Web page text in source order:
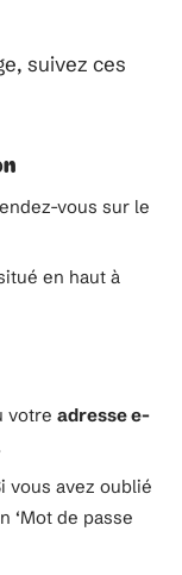
suivez ces
vous sur le
en haut à
votre adresse e-
vous avez oublié
‘Mot de passe